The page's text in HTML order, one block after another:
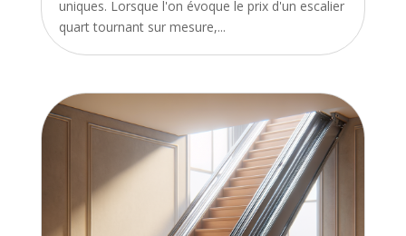
uniques. Lorsque l'on évoque le prix d'un escalier
quart tournant sur mesure,...